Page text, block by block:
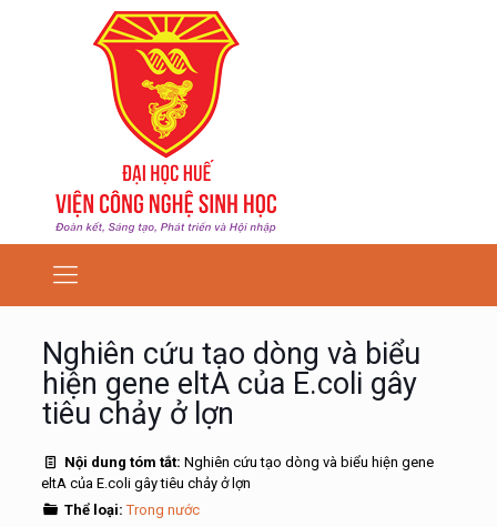
Nghiên cứu tạo dòng và biểu
hiện gene eltA của E.coli gây
tiêu chảy ở lợn
Nội dung tóm tắt: Nghiên cứu tạo dòng và biểu hiện gene
eltA của E.coli gây tiêu chảy ở lợn
Thể loại:Trong nước